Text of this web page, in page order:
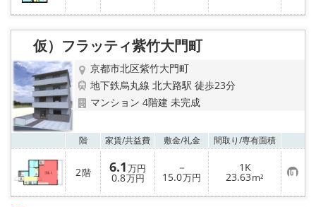
に
入
り
仮）フラッティ紫竹大門町
京都市北区紫竹大門町
地下鉄烏丸線 北大路駅 徒歩23分
マンション 4階建 未完成
階 家賃/共益費 敷金/礼金 間取り/専有面積
2階 6.1万円
0.8万円
－
15.0万円
1K
23.63m² お
気
に